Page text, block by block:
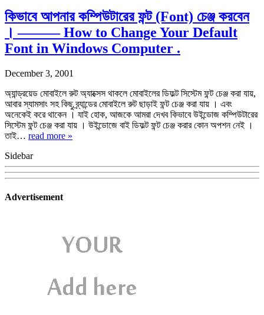
কিভাবে আপনার কম্পিউটারের ফন্ট (Font) চেঞ্জ করবেন
। ——— How to Change Your Default
Font in Windows Computer .
December 3, 2001
অ্যান্ড্রয়েড মোবাইলে রুট অ্যাক্সেস থাকলে মোবাইলের ডিফল্ট সিস্টেম ফন্ট চেঞ্জ করা যায়,
আবার স্যামসাং সহ কিছু ব্র্যান্ডের মোবাইলে রুট ছাড়াই ফন্ট চেঞ্জ করা যায় । এবং
অনেকেই করে থাকেন । যাই হোক, আজকে আমরা দেখব কিভাবে উইন্ডোজ কম্পিউটারের
সিস্টেম ফন্ট চেঞ্জ করা যায় । উইন্ডোজে বাই ডিফল্ট ফন্ট চেঞ্জ করার কোন অপশন নেই ।
তাই… read more »
Sidebar
Advertisement